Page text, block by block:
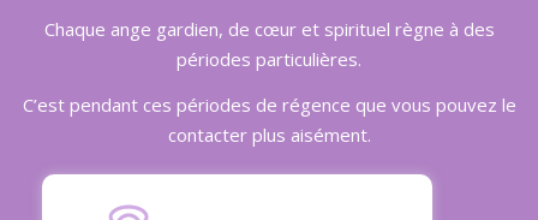
Chaque ange gardien, de cœur et spirituel règne à des
périodes particulières.
C’est pendant ces périodes de régence que vous pouvez le
contacter plus aisément.